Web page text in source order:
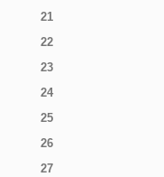
21
22
23
24
25
26
27